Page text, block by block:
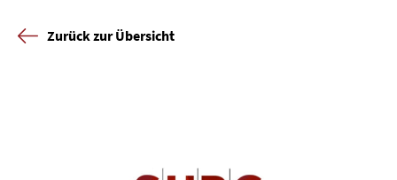
Zurück zur Übersicht
Newsletter Datenschutz